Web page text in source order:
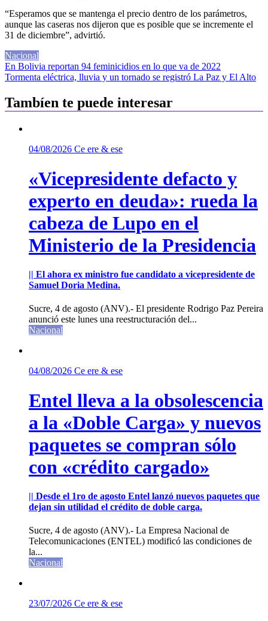
“Esperamos que se mantenga el precio dentro de los parámetros,
aunque las caseras nos dijeron que es posible que se incremente el
31 de diciembre”, advirtió.
Nacional
Navegación
de
entradas
En Bolivia reportan 94 feminicidios en lo que va de 2022
Tormenta eléctrica, lluvia y un tornado se registró La Paz y El Alto
Tambíen te puede interesar
04/08/2026 Ce ere & ese
«Vicepresidente defacto y
experto en deuda»: rueda la
cabeza de Lupo en el
Ministerio de la Presidencia
|| El ahora ex ministro fue candidato a vicepresidente de
Samuel Doria Medina.
Sucre, 4 de agosto (ANV).- El presidente Rodrigo Paz Pereira
anunció este lunes una reestructuración del...
Nacional
04/08/2026 Ce ere & ese
Entel lleva a la obsolescencia
a la «Doble Carga» y nuevos
paquetes se compran sólo
con «crédito cargado»
|| Desde el 1ro de agosto Entel lanzó nuevos paquetes que
dejan sin utilidad el crédito de doble carga.
Sucre, 4 de agosto (ANV).- La Empresa Nacional de
Telecomunicaciones (ENTEL) modificó las condiciones de
la...
Nacional
23/07/2026 Ce ere & ese